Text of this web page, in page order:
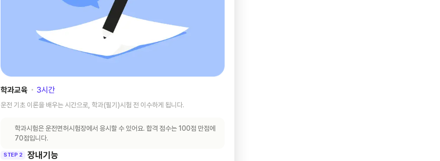
학과교육 ･ 3시간
운전 기초 이론을 배우는 시간으로, 학과(필기)시험 전 이수하게 됩니다.
학과시험은 운전면허시험장에서 응시할 수 있어요. 합격 점수는 100점 만점에
70점입니다.
STEP 2 장내기능